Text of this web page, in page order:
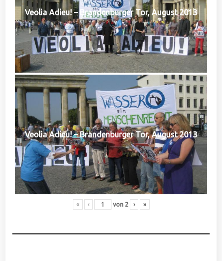
Veolia Adieu! – Brandenburger Tor, August 2013
Veolia Adieu! – Brandenburger Tor, August 2013
« ‹ von 2 › »